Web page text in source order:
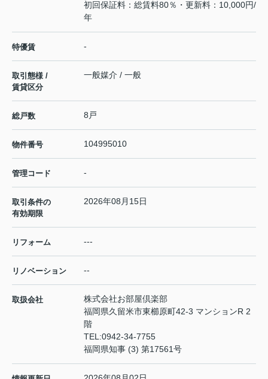
初回保証料：総賃料80％・更新料：10,000円/
年
特優賃 -
取引態様 /
賃貸区分
一般媒介 / 一般
総戸数 8戸
物件番号 104995010
管理コード -
取引条件の
有効期限
2026年08月15日
リフォーム ---
リノベーション --
取扱会社
株式会社お部屋倶楽部
福岡県久留米市東櫛原町42-3 マンションR 2
階
TEL:0942-34-7755
福岡県知事 (3) 第17561号